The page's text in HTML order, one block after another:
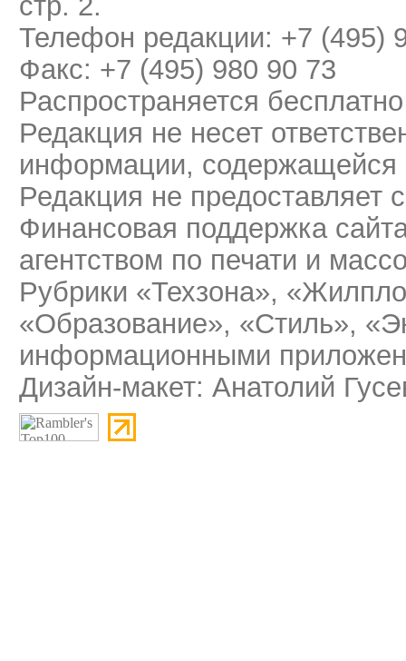
Телефон редакции: +7 (495)
Факс: +7 (495) 980 90 73
Распространяется бесплатно
Редакция не несет
информации, содержащейся
Редакция не предоставляет
Финансовая поддержка
агентством по печати и
Рубрики «Техзона»,
«Образование», «Стиль»,
информационными
Дизайн-макет: Анатолий